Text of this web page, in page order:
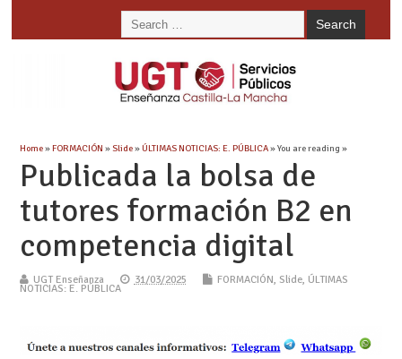
Home»FORMACIÓN »Slide»ÚLTIMAS NOTICIAS: E. PÚBLICA» You are reading »
Publicada la bolsa de
tutores formación B2 en
competencia digital
UGT Enseñanza 31/03/2025 FORMACIÓN, Slide, ÚLTIMAS
NOTICIAS: E. PÚBLICA